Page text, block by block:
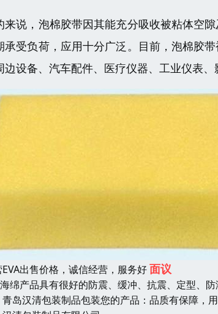
来说，泡棉胶带因其能充分吸收被粘体空
承受负荷，应用十分广泛。目前，泡棉胶
边设备、汽车配件、医疗仪器、工业仪表
出售价格，诚信经营，服务好面议
绵产品具有很好的防震、缓冲、抗震、定型、
岛汉清包装制品包装您的产品：品质有保障，